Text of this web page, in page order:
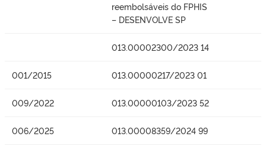
reembolsáveis do FPHIS
– DESENVOLVE SP
013.00002300/2023 14
001/2015 013.00000217/2023 01
009/2022 013.00000103/2023 52
006/2025 013.00008359/2024 99